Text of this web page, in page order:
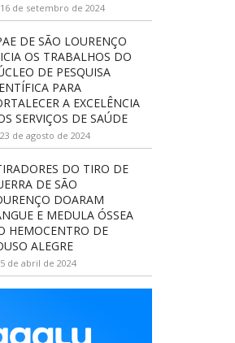
16 de setembro de 2024
DE SÃO LOURENÇO
OS TRABALHOS DO
DE PESQUISA
PARA
A EXCELÊNCIA
SERVIÇOS DE SAÚDE
23 de agosto de 2024
DO TIRO DE
DE SÃO
DOARAM
E MEDULA ÓSSEA
HEMOCENTRO DE
ALEGRE
5 de abril de 2024